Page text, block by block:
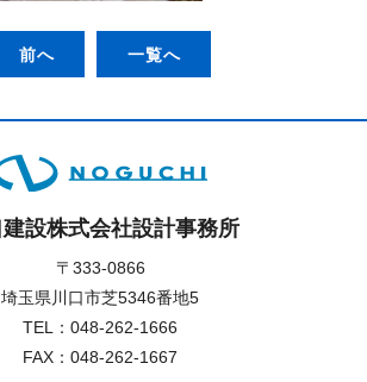
前へ 一覧へ
設株式会社設計事務所
〒333-0866
埼玉県川口市芝5346番地5
TEL： 048-262-1666
FAX：048-262-1667